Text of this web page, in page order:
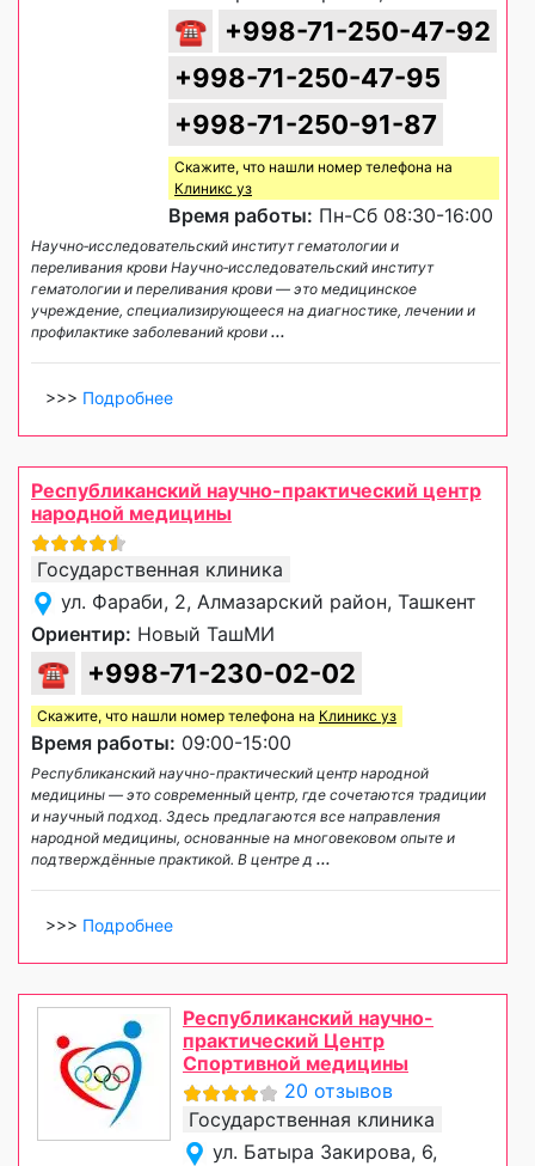
☎
+998-71-250-47-92
+998-71-250-47-95
+998-71-250-91-87
Скажите, что нашли номер телефона на
Клиникс уз
Время работы: Пн-Сб 08:30-16:00
Научно‑исследовательский институт гематологии и
переливания крови Научно‑исследовательский институт
гематологии и переливания крови — это медицинское
учреждение, специализирующееся на диагностике, лечении и
профилактике заболеваний крови ...
>>> Подробнее
Республиканский научно-практический центр
народной медицины
Государственная клиника
ул. Фараби, 2, Алмазарский район, Ташкент
Ориентир: Новый ТашМИ
☎ +998-71-230-02-02
Скажите, что нашли номер телефона на Клиникс уз
Время работы: 09:00-15:00
Республиканский научно-практический центр народной
медицины — это современный центр, где сочетаются традиции
и научный подход. Здесь предлагаются все направления
народной медицины, основанные на многовековом опыте и
подтверждённые практикой. В центре д ...
>>> Подробнее
Республиканский научно-
практический Центр
Спортивной медицины
20 отзывов
Государственная клиника
ул. Батыра Закирова, 6,